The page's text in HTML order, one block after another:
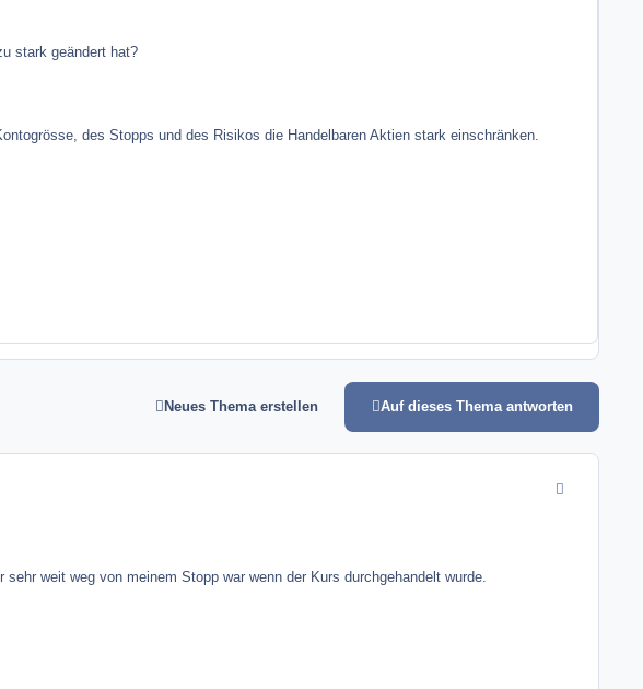
stark geändert hat?
des Stopps und des Risikos die Handelbaren Aktien stark einschränken.
Neues Thema erstellen Auf dieses Thema antworten
weit weg von meinem Stopp war wenn der Kurs durchgehandelt wurde.